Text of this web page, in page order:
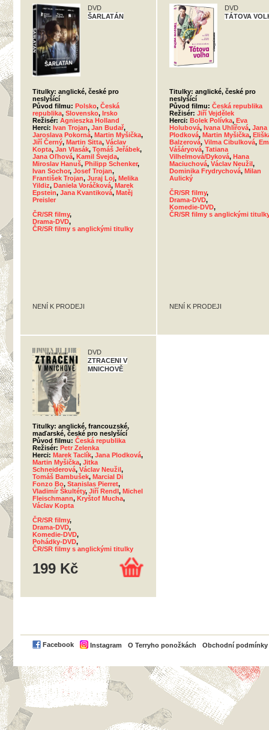
DVD
ŠARLATÁN
Titulky: anglické, české pro
neslyšící
Původ filmu: Polsko, Česká
republika, Slovensko, Irsko
Režisér: Agnieszka Holland
Herci: Ivan Trojan, Jan Budař,
Jaroslava Pokorná, Martin Myšička,
Jiří Černý, Martin Sitta, Václav
Kopta, Jan Vlasák, Tomáš Jeřábek,
Jana Oľhová, Kamil Švejda,
Miroslav Hanuš, Philipp Schenker,
Ivan Sochor, Josef Trojan,
František Trojan, Juraj Loj, Melika
Yildiz, Daniela Voráčková, Marek
Epstein, Jana Kvantiková, Matěj
Preisler
ČR/SR filmy,
Drama-DVD,
ČR/SR filmy s anglickými titulky
NENÍ K PRODEJI
DVD
TÁTOVA
Titulky: anglické, české pro
neslyšící
Původ filmu: Česká republika
Režisér: Jiří Vejdělek
Herci: Bolek Polívka, Eva
Holubová, Ivana Uhlířová, Jana
Plodková, Martin Myšička,
Balzerová, Vilma Cibulková,
Vášáryová, Tatiana
Vilhelmová/Dyková, Hana
Maciuchová, Václav Neužil,
Dominika Frydrychová, Milan
Aulický
ČR/SR filmy,
Drama-DVD,
Komedie-DVD,
ČR/SR filmy s anglickými
NENÍ K PRODEJI
DVD
ZTRACENI V
MNICHOVĚ
Titulky: anglické, francouzské,
maďarské, české pro neslyšící
Původ filmu: Česká republika
Režisér: Petr Zelenka
Herci: Marek Taclík, Jana Plodková,
Martin Myšička, Jitka
Schneiderová, Václav Neužil,
Tomáš Bambušek, Marcial Di
Fonzo Bo, Stanislas Pierret,
Vladimír Škultéty, Jiří Rendl, Michel
Fleischmann, Kryštof Mucha,
Václav Kopta
ČR/SR filmy,
Drama-DVD,
Komedie-DVD,
Pohádky-DVD,
ČR/SR filmy s anglickými titulky
199 Kč
Facebook Instagram O Terryho ponožkách Obchodní podmínky
PayPal